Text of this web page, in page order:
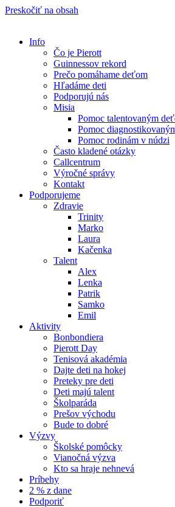
Preskočiť na obsah
Info
Čo je Pierott
Guinnessov rekord
Prečo pomáhame deťom
Hľadáme deti
Podporujú nás
Misia
Pomoc talentovaným
Pomoc
Pomoc rodinám v núdzi
Často kladené otázky
Callcentrum
Výročné správy
Kontakt
Podporujeme
Zdravie
Trinity
Marko
Laura
Kačenka
Talent
Alex
Lenka
Patrik
Samko
Emil
Aktivity
Bonbondiera
Pierott Day
Tenisová akadémia
Dajte deti na hokej
Preteky pre deti
Deti majú talent
Školparáda
Prešov východu
Bude to dobré
Výzvy
Školské pomôcky
Vianočná výzva
Kto sa hraje nehnevá
Príbehy
2 % z dane
Podporiť